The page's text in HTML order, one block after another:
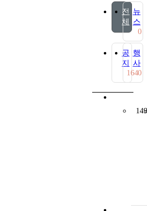
전
체
뉴
스
0
공
지
164
행
사
0
149